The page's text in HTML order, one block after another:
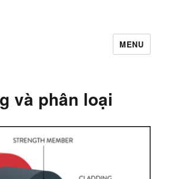
MENU
và phân loại